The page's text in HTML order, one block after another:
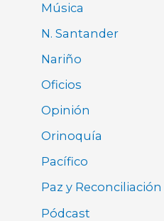
Música
N. Santander
Nariño
Oficios
Opinión
Orinoquía
Pacífico
Paz y Reconciliación
Pódcast